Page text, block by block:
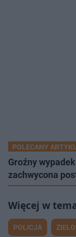
POLECANY
Groźny
zachwycona
POLICJA